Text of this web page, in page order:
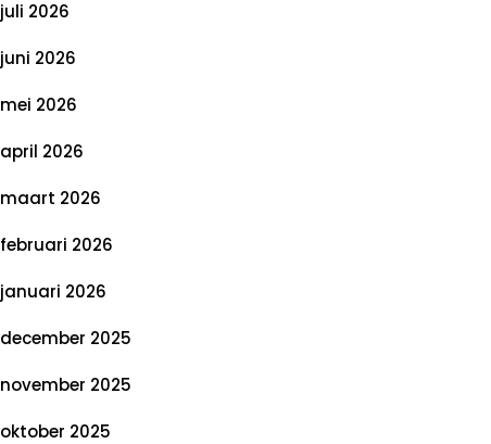
juli 2026
juni 2026
mei 2026
april 2026
maart 2026
februari 2026
januari 2026
december 2025
november 2025
oktober 2025